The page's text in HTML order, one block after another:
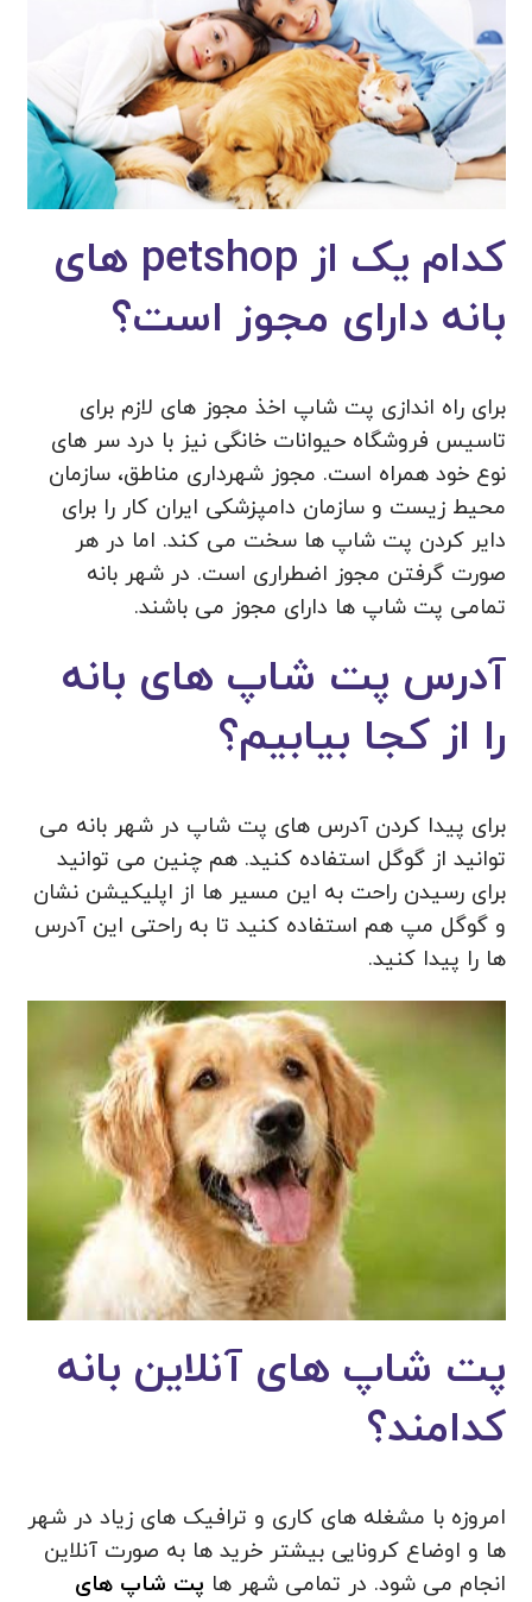
کدام یک از petshop های
بانه دارای مجوز است؟
برای راه اندازی پت شاپ اخذ مجوز های لازم برای
تاسیس فروشگاه حیوانات خانگی نیز با درد سر های
نوع خود همراه است. مجوز شهرداری مناطق، سازمان
محیط زیست و سازمان دامپزشکی ایران کار را برای
دایر کردن پت شاپ ها سخت می کند. اما در هر
صورت گرفتن مجوز اضطراری است. در شهر بانه
تمامی پت شاپ ها دارای مجوز می باشند.
آدرس پت شاپ های بانه
را از کجا بیابیم؟
برای پیدا کردن آدرس های پت شاپ در شهر بانه می
توانید از گوگل استفاده کنید. هم چنین می توانید
برای رسیدن راحت به این مسیر ها از اپلیکیشن نشان
و گوگل مپ هم استفاده کنید تا به راحتی این آدرس
ها را پیدا کنید.
پت شاپ های آنلاین بانه
کدامند؟
امروزه با مشغله های کاری و ترافیک های زیاد در شهر
ها و اوضاع کرونایی بیشتر خرید ها به صورت آنلاین
انجام می شود. در تمامی شهر ها پت شاپ های